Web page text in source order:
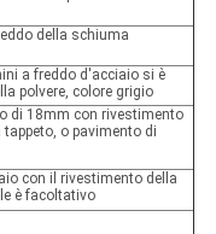
della schiuma
a freddo d'acciaio si è
polvere, colore grigio
di 18mm con rivestimento
o pavimento di
con il rivestimento della
è facoltativo